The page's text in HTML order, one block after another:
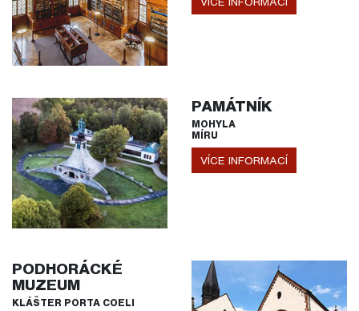
PAMÁTNÍK
MOHYLA
MÍRU
VÍCE INFORMACÍ
PODHORÁCKÉ
MUZEUM
KLÁŠTER PORTA COELI